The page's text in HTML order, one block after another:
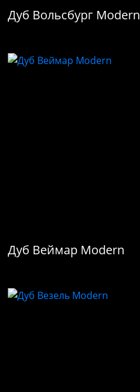
Дуб Вольсбург Modern
Дуб Веймар Modern